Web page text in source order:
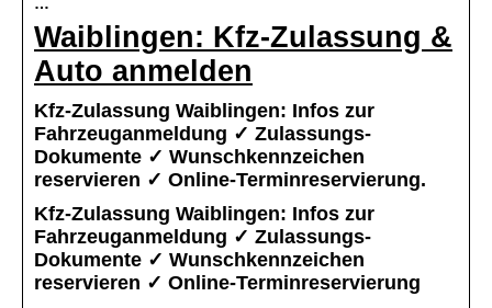
Waiblingen: Kfz-Zulassung &
Auto anmelden
Kfz-Zulassung Waiblingen: Infos zur
Fahrzeuganmeldung ✓ Zulassungs-
Dokumente ✓ Wunschkennzeichen
reservieren ✓ Online-Terminreservierung.
Kfz-Zulassung Waiblingen: Infos zur
Fahrzeuganmeldung ✓ Zulassungs-
Dokumente ✓ Wunschkennzeichen
reservieren ✓ Online-Terminreservierung